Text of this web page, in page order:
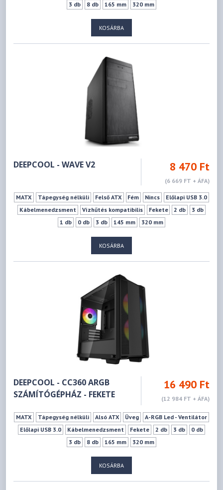
3 db
8 db 165 mm 320 mm
KOSÁRBA
DEEPCOOL - WAVE V2 8 470 Ft
(6 669 FT + ÁFA)
MATX Tápegység nélküli Felső ATX Fém Nincs
Előlapi USB 3.0
Kábelmenedzsment
Vízhűtés kompatibilis Fekete 2 db
3 db
1 db
0 db 3 db 145 mm 320 mm
KOSÁRBA
DEEPCOOL - CC360 ARGB
SZÁMÍTÓGÉPHÁZ - FEKETE
16 490 Ft
(12 984 FT + ÁFA)
MATX Tápegység nélküli Alsó ATX Üveg
A-RGB Led - Ventilátor
Előlapi USB 3.0
Kábelmenedzsment Fekete 2 db 3 db
0 db
3 db
8 db 165 mm 320 mm
KOSÁRBA